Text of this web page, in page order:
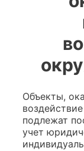
Объекты,
подлежат
учет